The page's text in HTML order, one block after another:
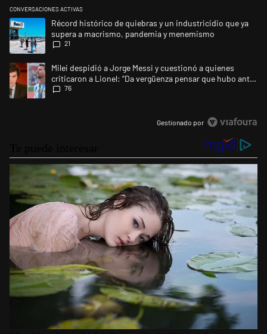
CONVERSACIONES ACTIVAS
Este listado muestra los artículos con más comentarios en los últimos
Un artículo de tendencia con el título "Récord histórico de quiebras y
Récord histórico de quiebras y un industricidio que ya
supera a macrismo, pandemia y menemismo
21
Un artículo de tendencia con el título "Milei despidió a Jorge Messi y
Milei despidió a Jorge Messi y cuestionó a quienes
criticaron a Lionel: “Da vergüenza pensar que hubo anti-
Messi”
76
Gestionado por